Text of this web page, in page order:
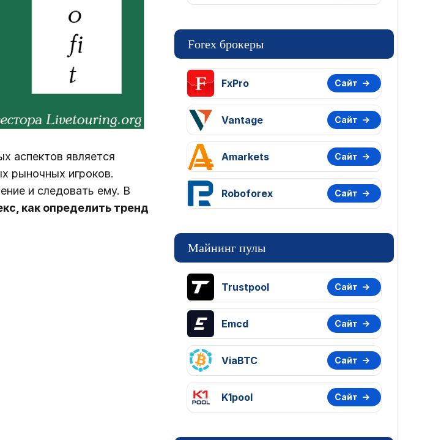
аспектов является
рыночных игроков.
и следовать ему. В
как определить тренд
Forex брокеры
FxPro Сайт
Vantage Сайт
Amarkets Сайт
Roboforex Сайт
Майнинг пулы
Trustpool Сайт
Emcd Сайт
ViaBTC Сайт
K1pool Сайт